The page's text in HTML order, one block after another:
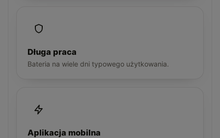
Długa praca
Bateria na wiele dni typowego użytkowania.
Aplikacja mobilna